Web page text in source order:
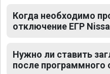
Когда необходимо
отключение ЕГР
Нужно ли ставить
после программного